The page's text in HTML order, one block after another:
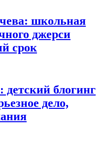
школьная
джерси
срок
блогинг
дело,